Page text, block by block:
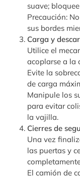
suave;
Precaución:
sus bordes
Carga y
Utilice el
acoplarse a la
Evite la
de carga
Manipule los
para evitar
la vajilla.
Cierres de
Una vez
las puertas y
El camión de